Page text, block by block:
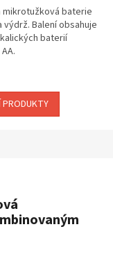
mikrotužková baterie
výdrž. Balení obsahuje
baterií
PRODUKTY